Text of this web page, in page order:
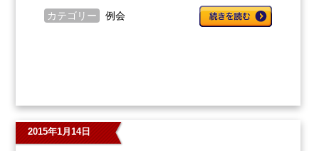
カテゴリー 例会
2015年1月14日